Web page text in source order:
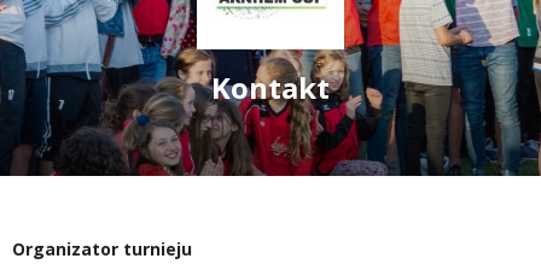
Kontakt
Organizator turnieju